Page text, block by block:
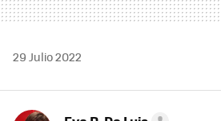
29 Julio 2022